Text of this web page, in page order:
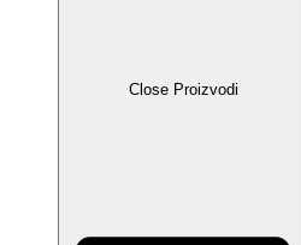
Close Proizvodi